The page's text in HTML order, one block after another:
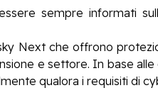
sempre informati
Next che offrono
e settore. In base
qualora i requisiti di